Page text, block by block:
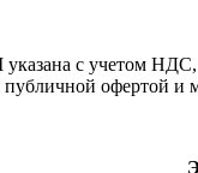
с учетом НДС,
офертой и